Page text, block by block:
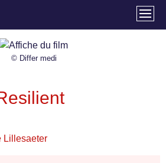
© Differ medi
Lillesaeter